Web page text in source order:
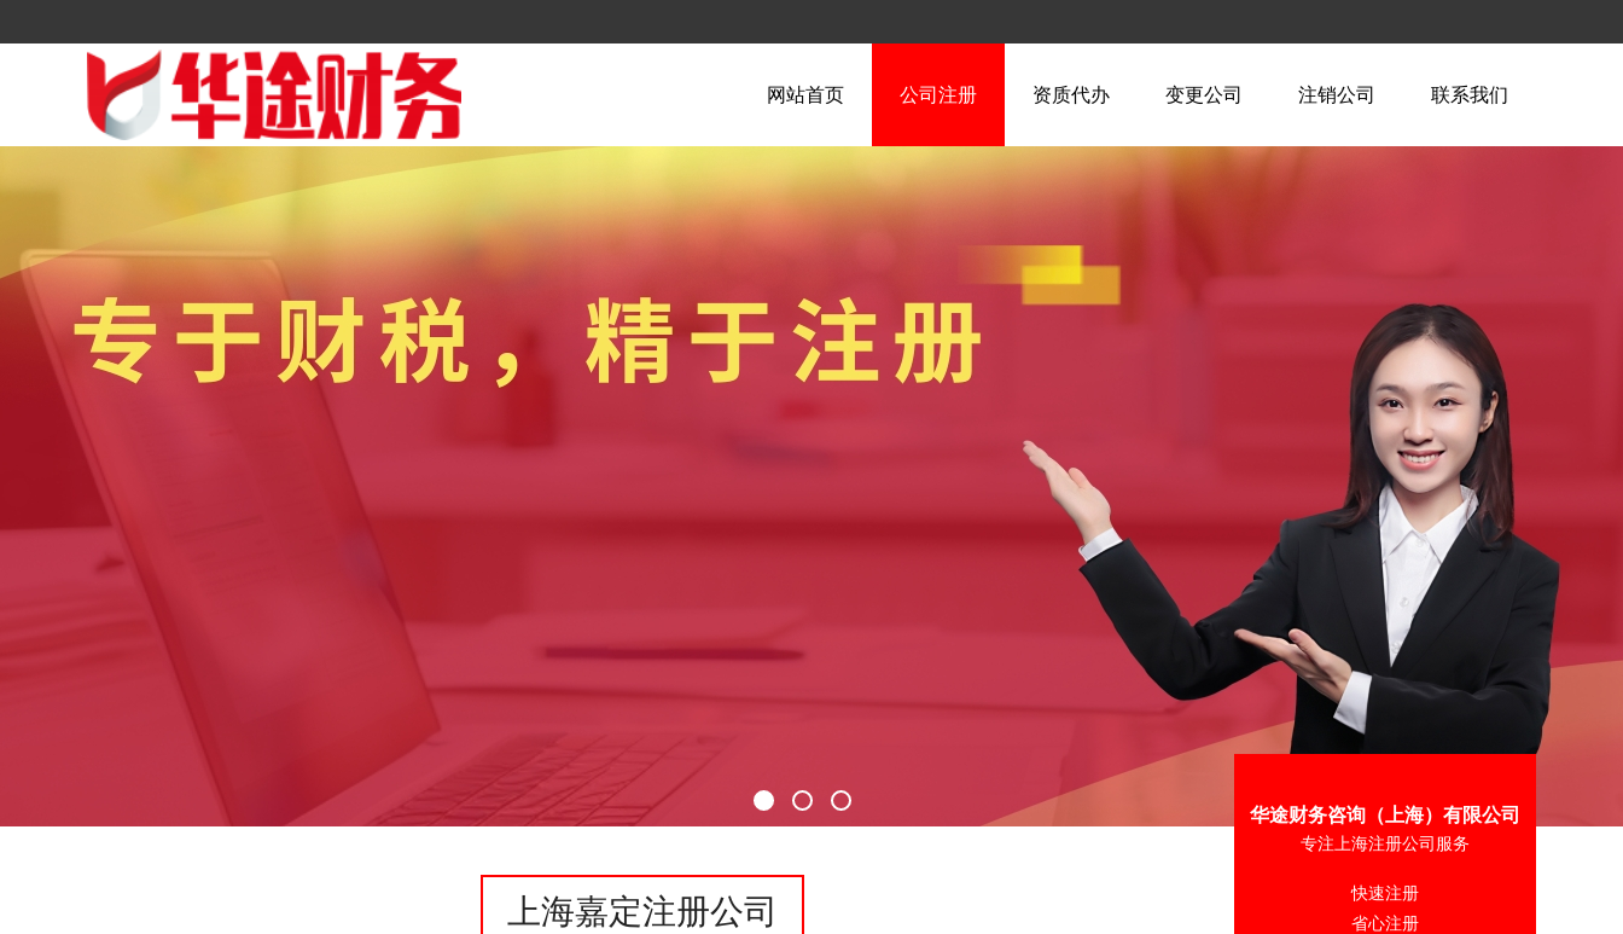
网站首页 公司注册 资质代办 变更公司 注销公司 联系我们
华途财务咨询（上海）有限公司
专注上海注册公司服务
快速注册
省心注册
上海嘉定注册公司